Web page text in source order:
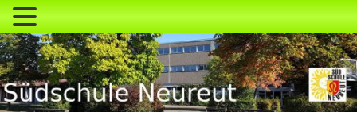
Zum
primären
Inhalt
springen
Zum
sekundären
Inhalt
springen